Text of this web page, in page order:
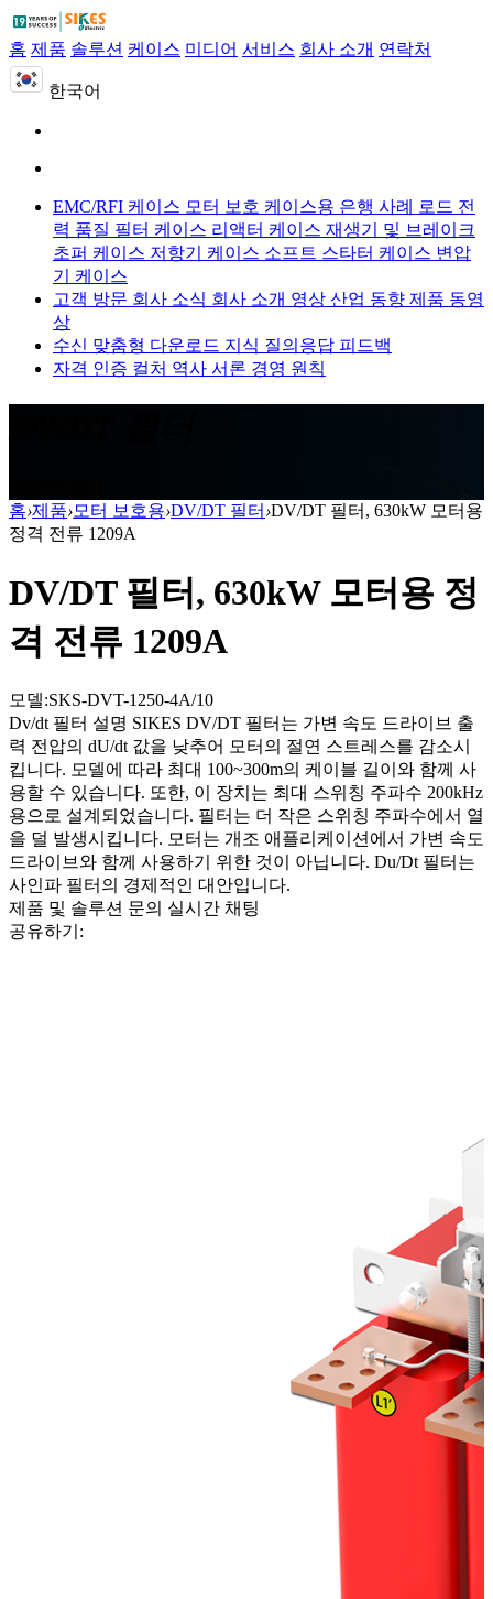
홈 제품 솔루션 케이스 미디어 서비스 회사 소개 연락처
한국어
EMC/RFI 케이스 모터 보호 케이스용 은행 사례 로드 전
력 품질 필터 케이스 리액터 케이스 재생기 및 브레이크
초퍼 케이스 저항기 케이스 소프트 스타터 케이스 변압
기 케이스
고객 방문 회사 소식 회사 소개 영상 산업 동향 제품 동영
상
수신 맞춤형 다운로드 지식 질의응답 피드백
자격 인증 컬처 역사 서론 경영 원칙
홈›제품›모터 보호용›DV/DT 필터 ›DV/DT 필터, 630kW 모터용
정격 전류 1209A
DV/DT 필터, 630kW 모터용 정
격 전류 1209A
모델:SKS-DVT-1250-4A/10
Dv/dt 필터 설명 SIKES DV/DT 필터는 가변 속도 드라이브 출
력 전압의 dU/dt 값을 낮추어 모터의 절연 스트레스를 감소시
킵니다. 모델에 따라 최대 100~300m의 케이블 길이와 함께 사
용할 수 있습니다. 또한, 이 장치는 최대 스위칭 주파수 200kHz
용으로 설계되었습니다. 필터는 더 작은 스위칭 주파수에서 열
을 덜 발생시킵니다. 모터는 개조 애플리케이션에서 가변 속도
드라이브와 함께 사용하기 위한 것이 아닙니다. Du/Dt 필터는
사인파 필터의 경제적인 대안입니다.
제품 및 솔루션 문의 실시간 채팅
공유하기: